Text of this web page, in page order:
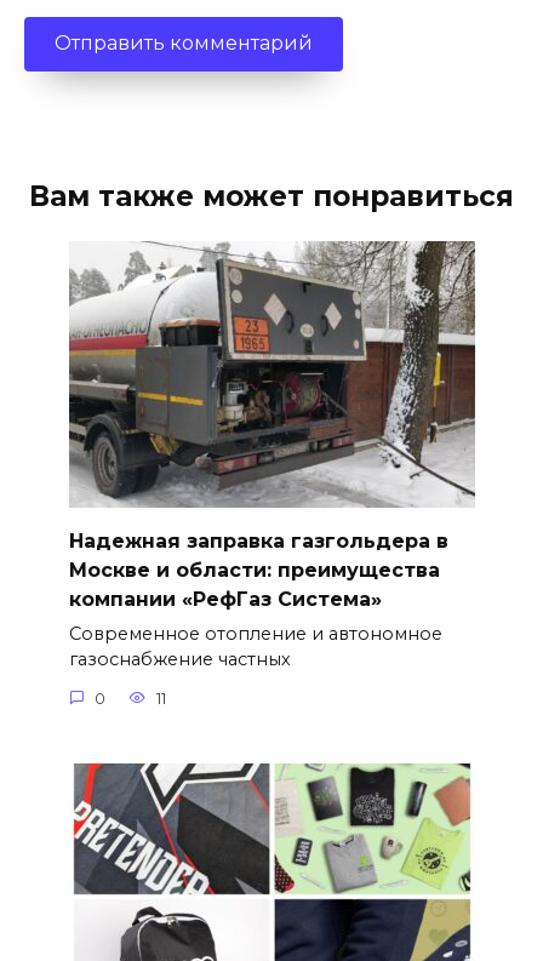
Вам также может понравиться
Надежная заправка газгольдера в
Москве и области: преимущества
компании «РефГаз Система»
Современное отопление и автономное
газоснабжение частных
0 11